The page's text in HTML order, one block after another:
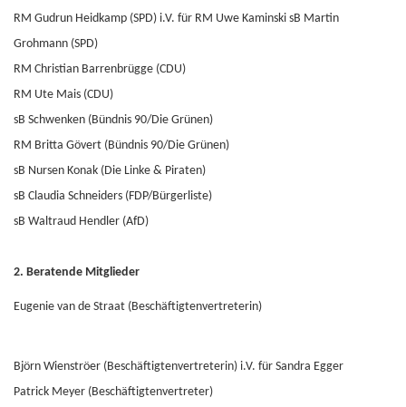
RM Gudrun Heidkamp (SPD) i.V. für RM Uwe Kaminski sB Martin
Grohmann (SPD)
RM Christian Barrenbrügge (CDU)
RM Ute Mais (CDU)
sB Schwenken (Bündnis 90/Die Grünen)
RM Britta Gövert (Bündnis 90/Die Grünen)
sB Nursen Konak (Die Linke & Piraten)
sB Claudia Schneiders (FDP/Bürgerliste)
sB Waltraud Hendler (AfD)
2. Beratende Mitglieder
Eugenie van de Straat (Beschäftigtenvertreterin)
Björn Wienströer (Beschäftigtenvertreterin) i.V. für Sandra Egger
Patrick Meyer (Beschäftigtenvertreter)